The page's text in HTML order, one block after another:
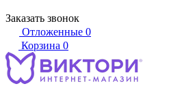
Заказать звонок
Отложенные 0
Корзина 0